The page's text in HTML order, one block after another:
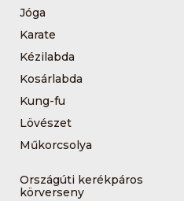
Jóga
Karate
Kézilabda
Kosárlabda
Kung-fu
Lövészet
Műkorcsolya
Országúti kerékpáros
körverseny